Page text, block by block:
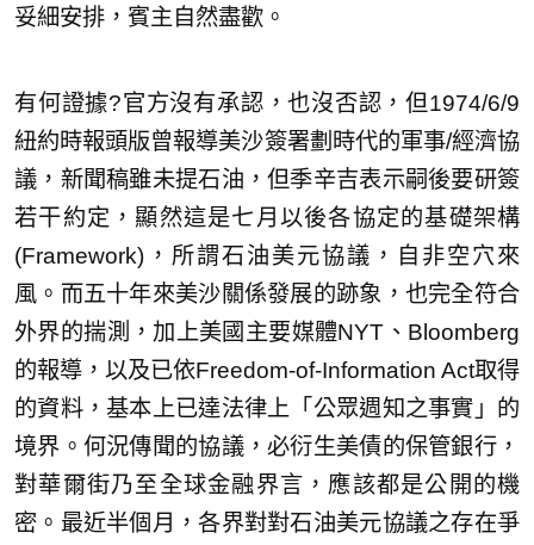
妥細安排，賓主自然盡歡。
有何證據?官方沒有承認，也沒否認，但1974/6/9
紐約時報頭版曾報導美沙簽署劃時代的軍事/經濟協
議，新聞稿雖未提石油，但季辛吉表示嗣後要研簽
若干約定，顯然這是七月以後各協定的基礎架構
(Framework)，所謂石油美元協議，自非空穴來
風。而五十年來美沙關係發展的跡象，也完全符合
外界的揣測，加上美國主要媒體NYT、Bloomberg
的報導，以及已依Freedom-of-Information Act取得
的資料，基本上已達法律上「公眾週知之事實」的
境界。何況傳聞的協議，必衍生美債的保管銀行，
對華爾街乃至全球金融界言，應該都是公開的機
密。最近半個月，各界對對石油美元協議之存在爭